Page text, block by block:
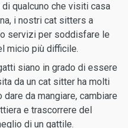
qualcuno che visiti casa
i nostri cat sitters a
servizi per soddisfare le
micio più difficile.
siano in grado di essere
da un cat sitter ha molti
da mangiare, cambiare
e trascorrere del
di un gattile.